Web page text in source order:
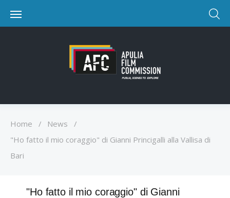
Home / News
/
"Ho fatto il mio coraggio" di Gianni Princigalli alla Vallisa di
Bari
"Ho fatto il mio coraggio" di Gianni